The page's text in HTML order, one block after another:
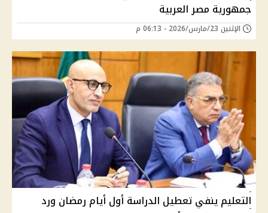
جمهورية مصر العربية
الإثنين 23/مارس/2026 - 06:13 م
التعليم ينفي تعطيل الدراسة أول أيام رمضان ورد